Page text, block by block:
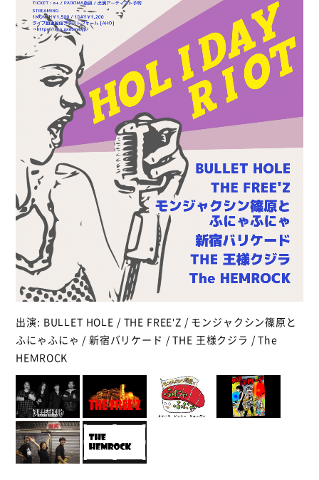
出演: BULLET HOLE / THE FREE'Z / モンジャクシン篠原と
ふにゃふにゃ / 新宿バリケード / THE 王様クジラ / The
HEMROCK